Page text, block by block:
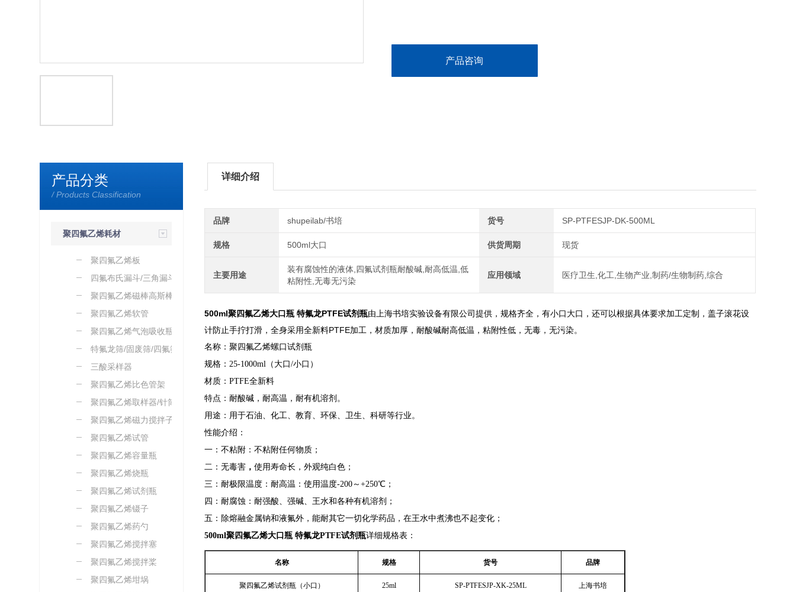
产品咨询
产品分类
/ Products Classification
聚四氟乙烯耗材
（定制）聚四氟乙烯板
四氟布氏漏斗/三角漏斗
聚四氟乙烯磁棒高斯棒
聚四氟乙烯软管
聚四氟乙烯气泡吸收瓶
特氟龙筛/固废筛/四氟筛
三酸采样器
聚四氟乙烯比色管架
聚四氟乙烯取样器/针筒
聚四氟乙烯磁力搅拌子
聚四氟乙烯试管
聚四氟乙烯容量瓶
聚四氟乙烯烧瓶
聚四氟乙烯试剂瓶
聚四氟乙烯镊子
聚四氟乙烯药勺
聚四氟乙烯搅拌塞
聚四氟乙烯搅拌桨
聚四氟乙烯坩埚
详细介绍
品牌 shupeilab/书培 货号 SP-PTFESJP-DK-500ML
规格 500ml大口 供货周期 现货
主要用途
装有腐蚀性的液体,四氟试剂瓶耐酸碱,耐高低温,低
粘附性,无毒无污染
应用领域 医疗卫生,化工,生物产业,制药/生物制药,综合
500ml聚四氟乙烯大口瓶 特氟龙PTFE试剂瓶由上海书培实验设备有限公司提供，规格齐全，有小口大口，还可以根据具体要求加工定制，盖子滚花设
计防止手拧打滑，全身采用全新料PTFE加工，材质加厚，耐酸碱耐高低温，粘附性低，无毒，无污染。
名称：聚四氟乙烯螺口试剂瓶
规格：25-1000ml（大口/小口）
材质：PTFE全新料
特点：耐酸碱，耐高温，耐有机溶剂。
用途：用于石油、化工、教育、环保、卫生、科研等行业。
性能介绍：
一：不粘附：不粘附任何物质；
二：无毒害 ，使用寿命长，外观纯白色；
三：耐极限温度：耐高温：使用温度-200～+250℃；
四：耐腐蚀：耐强酸、强碱、王水和各种有机溶剂；
五：除熔融金属钠和液氟外，能耐其它一切化学药品，在王水中煮沸也不起变化；
500ml聚四氟乙烯大口瓶 特氟龙PTFE试剂瓶详细规格表：
名称 规格 货号 品牌
聚四氟乙烯试剂瓶（小口） 25ml SP-PTFESJP-XK-25ML 上海书培